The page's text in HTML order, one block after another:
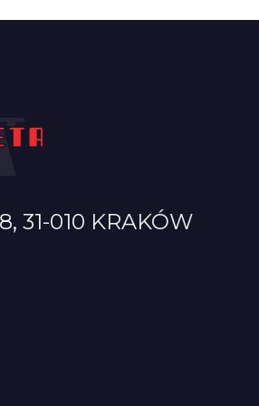
31-010 KRAKÓW